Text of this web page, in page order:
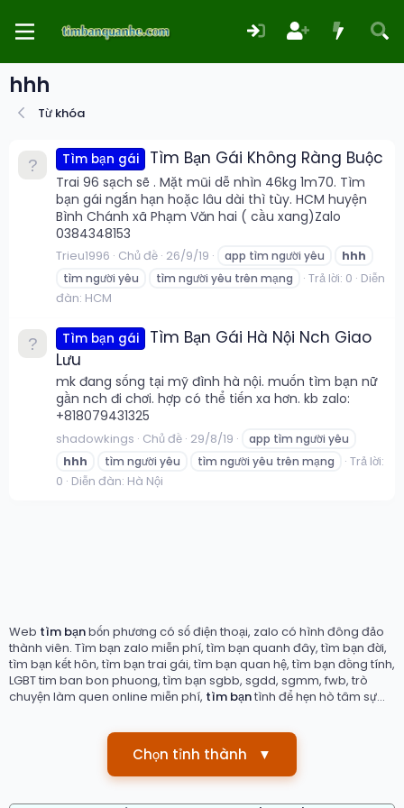
hhh
Từ khóa
Tìm bạn gái Tìm Bạn Gái Không Ràng Buộc
Trai 96 sạch sẽ . Mặt mũi dễ nhìn 46kg 1m70. Tìm
bạn gái ngắn hạn hoặc lâu dài thì tùy. HCM huyện
Bình Chánh xã Phạm Văn hai ( cầu xang)Zalo
0384348153
Trieu1996 Chủ đề 26/9/19 app tìm người yêu
hhh
tìm người yêu
tìm người yêu trên mạng Trả lời: 0 Diễn
đàn: HCM
Tìm bạn gái
Tìm Bạn Gái Hà Nội Nch Giao
Lưu
mk đang sống tại mỹ đình hà nội. muốn tìm bạn nữ
gần nch đi chơi. hợp có thể tiến xa hơn. kb zalo:
+818079431325
shadowkings Chủ đề 29/8/19
app tìm người yêu
hhh
tìm người yêu tìm người yêu trên mạng
Trả lời:
0 Diễn đàn: Hà Nội
Web tìm bạnbốn phương có số điện thoại, zalo có hình đông đảo
thành viên. Tìm bạn zalo miễn phí, tìm bạn quanh đây, tìm bạn đời,
tìm bạn kết hôn, tìm bạn trai gái, tìm bạn quan hệ, tìm bạn đồng tính,
LGBT tim ban bon phuong, tìm bạn sgbb, sgdd, sgmm, fwb, trò
chuyện làm quen online miễn phí, tìm bạntình để hẹn hò tâm sự...
Chọn tỉnh thành ▼